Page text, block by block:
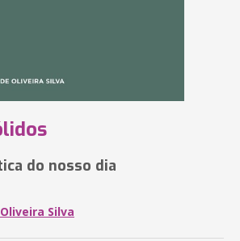
do nosso dia
Silva